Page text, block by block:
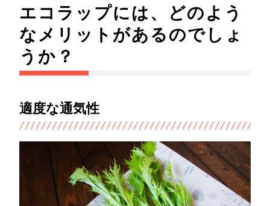
エコラップには、どのよう
なメリットがあるのでしょ
うか？
適度な通気性